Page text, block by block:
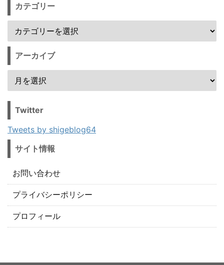
カテゴリー
アーカイブ
Twitter
Tweets by shigeblog64
サイト情報
お問い合わせ
プライバシーポリシー
プロフィール